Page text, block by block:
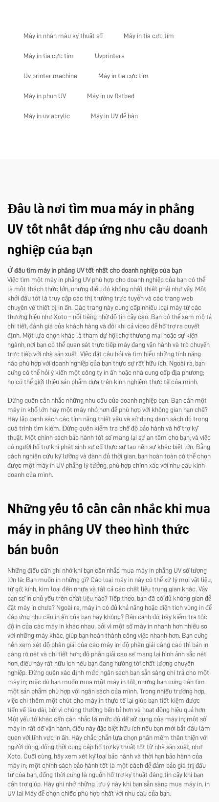
Máy in nhãn màu kỹ thuật số Máy in tia cực tím
Máy in tia cực tím Uvprinters
Uv printer machine Máy in tia cực tím
Máy in phun UV Máy in uv flatbed
Máy in uv acrylic Máy in UV để bàn
Đâu là nơi tìm mua máy in phẳng
UV tốt nhất đáp ứng nhu cầu doanh
nghiệp của bạn
Ở đâu tìm máy in phẳng UV tốt nhất cho doanh nghiệp của bạn
Việc tìm một máy in phẳng UV phù hợp cho doanh nghiệp của bạn có thể
là một thách thức lớn, nhưng điều đó không nhất thiết phải như vậy. Một
khởi đầu tốt là truy cập các thị trường trực tuyến và các trang web
chuyên về thiết bị in ấn. Các trang này cung cấp nhiều loại máy từ các
thương hiệu như Xoto – nổi tiếng nhờ độ tin cậy cao. Bạn có thể xem mô tả
chi tiết, đánh giá của khách hàng và đôi khi cả video để hỗ trợ ra quyết
định. Một lựa chọn khác là tham dự hội chợ thương mại hoặc sự kiện
ngành, nơi bạn có thể quan sát trực tiếp máy đang vận hành và trò chuyện
trực tiếp với nhà sản xuất. Việc đặt câu hỏi và tìm hiểu những tính năng
nào phù hợp với doanh nghiệp của bạn thực sự rất hữu ích. Ngoài ra, bạn
cũng có thể hỏi ý kiến một công ty in ấn hoặc nhà cung cấp địa phương;
họ có thể giới thiệu sản phẩm dựa trên kinh nghiệm thực tế của mình.
Đừng quên cân nhắc những nhu cầu của doanh nghiệp bạn. Bạn cần một
máy in khổ lớn hay một máy nhỏ hơn để phù hợp với không gian hạn chế?
Hãy lập danh sách các tính năng thiết yếu và sử dụng danh sách đó trong
quá trình tìm kiếm. Đừng quên kiểm tra chế độ bảo hành và hỗ trợ kỹ
thuật. Một chính sách bảo hành tốt sẽ mang lại sự an tâm cho bạn, và việc
có người hỗ trợ khi phát sinh sự cố thực sự tạo nên sự khác biệt lớn. Bằng
cách nghiên cứu kỹ lưỡng và dành đủ thời gian, bạn hoàn toàn có thể chọn
được một máy in UV phẳng lý tưởng, phù hợp chính xác với nhu cầu kinh
doanh của mình.
Những yếu tố cần cân nhắc khi mua
máy in phẳng UV theo hình thức
bán buôn
Những điều cần ghi nhớ khi bạn cân nhắc mua máy in phẳng UV số lượng
lớn là: Bạn muốn in những gì? Các loại máy in này có thể xử lý mọi vật liệu,
từ gỗ, kính, kim loại đến nhựa và tất cả các chất liệu trung gian khác. Vậy
bạn sẽ in chủ yếu trên chất liệu nào? Tiếp theo, bạn đã có đủ không gian để
đặt máy in chưa? Ngoài ra, máy in có đủ khả năng hoặc diện tích vùng in để
đáp ứng nhu cầu in ấn của bạn hay không? Bên cạnh đó, hãy kiểm tra tốc
độ in của các máy in khác nhau; bởi vì một số máy in nhanh hơn nhiều so
với những máy khác, giúp bạn hoàn thành công việc nhanh hơn. Bạn cũng
nên xem xét độ phân giải của các máy in; độ phân giải càng cao thì bản in
càng rõ nét và chi tiết hơn; độ phân giải cao sẽ mang lại hình ảnh sắc nét
hơn, điều này rất hữu ích nếu bạn đang hướng tới chất lượng chuyên
nghiệp. Đừng quên xác định mức ngân sách bạn sẵn sàng chi trả cho một
máy in; mặc dù bạn muốn mua một máy in tốt, nhưng bạn cũng cần tìm
một sản phẩm phù hợp với ngân sách của mình. Trong nhiều trường hợp,
việc chi thêm một chút cho máy in thực tế lại giúp bạn tiết kiệm được
tiền về lâu dài, bởi vì chúng thường bền bỉ hơn và hoạt động hiệu quả hơn.
Một yếu tố khác cần cân nhắc là mức độ dễ sử dụng của máy in; một số
máy in rất dễ vận hành, điều này đặc biệt hữu ích nếu bạn mới bắt đầu làm
quen với lĩnh vực in ấn. Hãy chắc chắn lựa chọn phần mềm thân thiện với
người dùng, đồng thời cung cấp hỗ trợ kỹ thuật tốt từ nhà sản xuất, như
Xoto. Cuối cùng, hãy xem xét kỹ loại bảo hành và thời hạn bảo hành của
máy in; một chính sách bảo hành tốt là một cách để đảm bảo giá trị đầu
tư của bạn, đồng thời cũng là nguồn hỗ trợ kỹ thuật đáng tin cậy khi bạn
cần trợ giúp. Hãy ghi nhớ những lưu ý này khi bạn sẵn sàng mua máy in. in
UV lai Máy để chọn chiếc phù hợp nhất với nhu cầu của bạn.